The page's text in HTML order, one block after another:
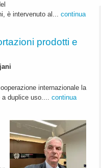
è intervenuto al... continua
prodotti e
internazionale la
duplice uso.... continua